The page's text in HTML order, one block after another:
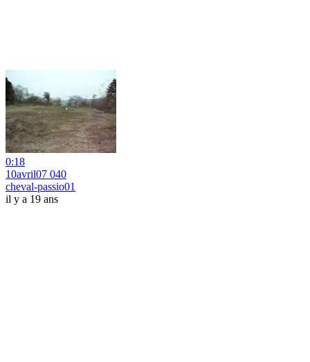
0:18
10avril07 040
cheval-passio01
il y a 19 ans